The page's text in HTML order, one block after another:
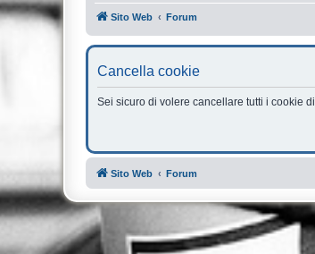
Sito Web Forum
Cancella cookie
Sei sicuro di volere cancellare tutti i cookie
Sito Web Forum